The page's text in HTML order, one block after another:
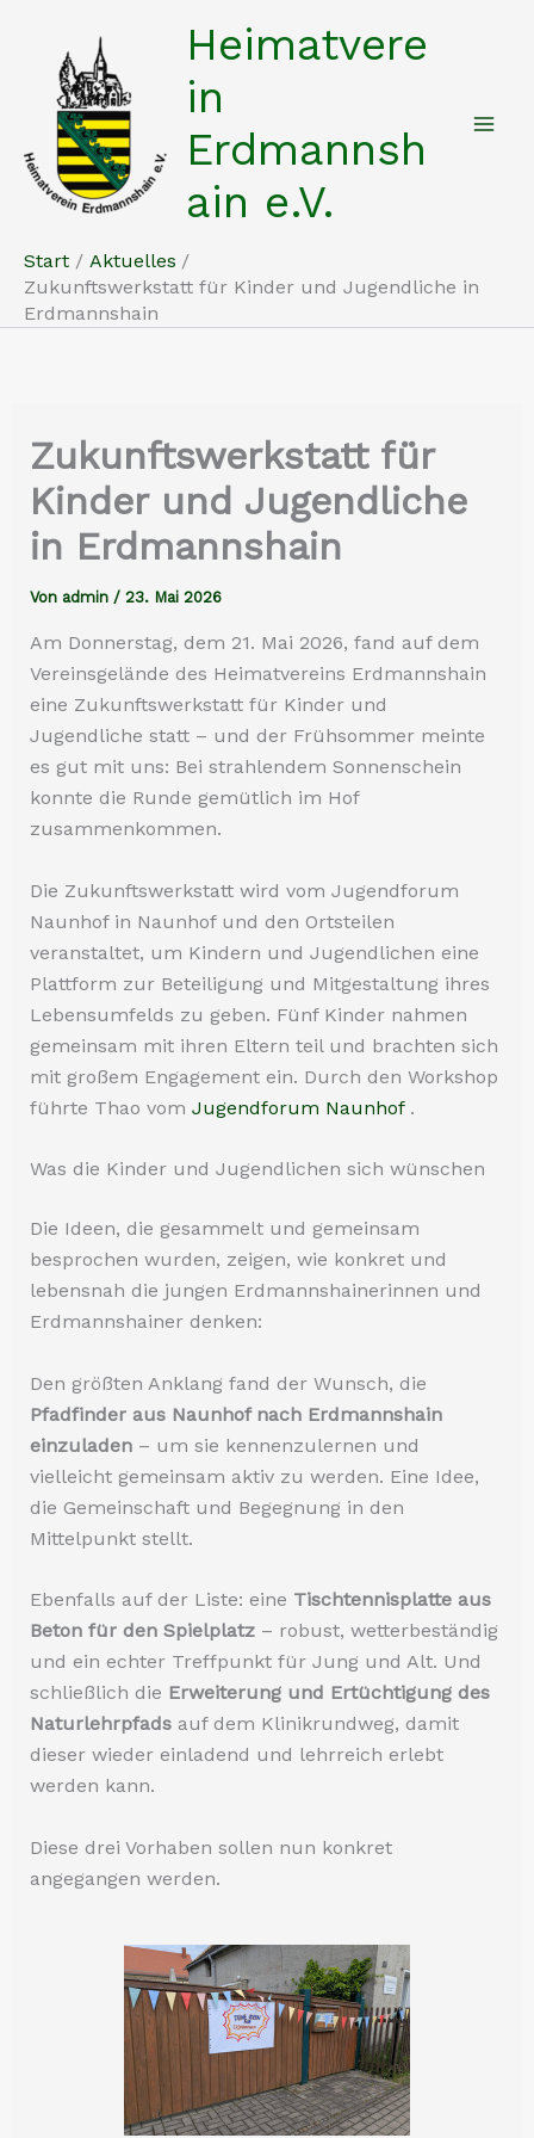
springen
Heimatvere
in
Erdmannsh
ain e.V.
Start
Aktuelles
Zukunftswerkstatt für Kinder und Jugendliche in
Erdmannshain
Zukunftswerkstatt für
Kinder und Jugendliche
in Erdmannshain
Von admin / 23. Mai 2026
Am Donnerstag, dem 21. Mai 2026, fand auf dem
Vereinsgelände des Heimatvereins Erdmannshain
eine Zukunftswerkstatt für Kinder und
Jugendliche statt – und der Frühsommer meinte
es gut mit uns: Bei strahlendem Sonnenschein
konnte die Runde gemütlich im Hof
zusammenkommen.
Die Zukunftswerkstatt wird vom Jugendforum
Naunhof in Naunhof und den Ortsteilen
veranstaltet, um Kindern und Jugendlichen eine
Plattform zur Beteiligung und Mitgestaltung ihres
Lebensumfelds zu geben. Fünf Kinder nahmen
gemeinsam mit ihren Eltern teil und brachten sich
mit großem Engagement ein. Durch den Workshop
führte Thao vom Jugendforum Naunhof .
Was die Kinder und Jugendlichen sich wünschen
Die Ideen, die gesammelt und gemeinsam
besprochen wurden, zeigen, wie konkret und
lebensnah die jungen Erdmannshainerinnen und
Erdmannshainer denken:
Den größten Anklang fand der Wunsch, die
Pfadfinder aus Naunhof nach Erdmannshain
einzuladen– um sie kennenzulernen und
vielleicht gemeinsam aktiv zu werden. Eine Idee,
die Gemeinschaft und Begegnung in den
Mittelpunkt stellt.
Ebenfalls auf der Liste: eine Tischtennisplatte aus
Beton für den Spielplatz– robust, wetterbeständig
und ein echter Treffpunkt für Jung und Alt. Und
schließlich die Erweiterung und Ertüchtigung des
Naturlehrpfadsauf dem Klinikrundweg, damit
dieser wieder einladend und lehrreich erlebt
werden kann.
Diese drei Vorhaben sollen nun konkret
angegangen werden.